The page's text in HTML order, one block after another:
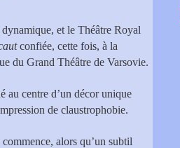
et le Théâtre Royal
confiée, cette fois, à la
du Grand Théâtre de Varsovie.
au centre d’un décor unique
de claustrophobie.
alors qu’un subtil